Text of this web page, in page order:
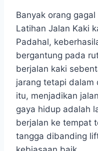
Banyak orang
Latihan Jalan Kaki
Padahal,
bergantung pada
berjalan kaki
jarang tetapi dalam
itu, menjadikan
gaya hidup adalah
berjalan ke tempat
tangga dibanding